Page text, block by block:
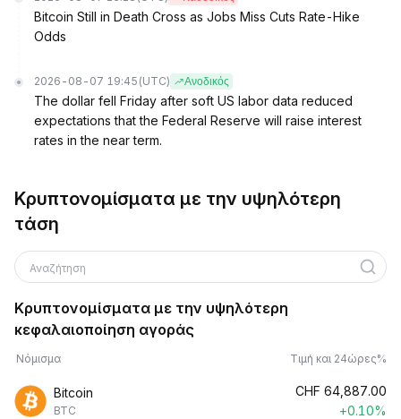
Bitcoin Still in Death Cross as Jobs Miss Cuts Rate-Hike
Odds
2026-08-07 19:45 (UTC) Ανοδικός
The dollar fell Friday after soft US labor data reduced
expectations that the Federal Reserve will raise interest
rates in the near term.
Κρυπτονομίσματα με την υψηλότερη
τάση
Αναζήτηση
Κρυπτονομίσματα με την υψηλότερη
κεφαλαιοποίηση αγοράς
Νόμισμα Τιμή και 24ώρες%
Bitcoin
BTC
CHF 64,887.00
+0.10%